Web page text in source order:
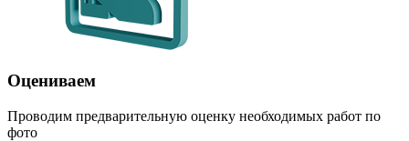
Оцениваем
Проводим предварительную оценку необходимых работ по
фото